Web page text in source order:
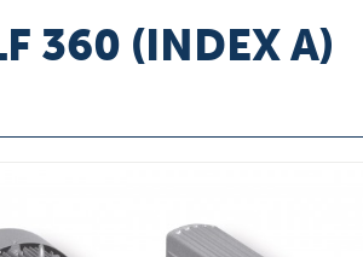
360 (INDEX A)